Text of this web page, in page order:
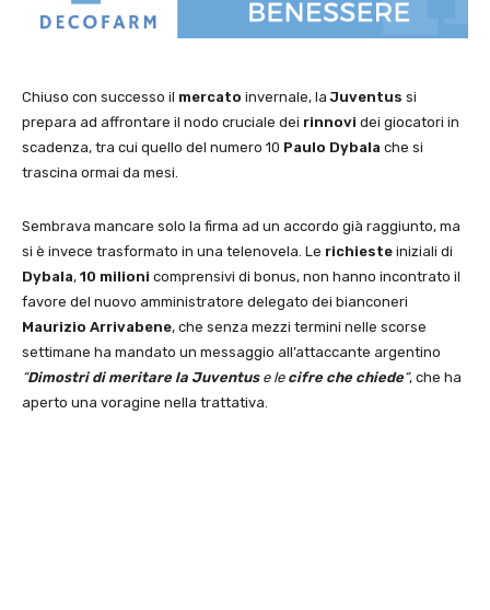
Chiuso con successo il mercato invernale, laJuventus si
prepara ad affrontare il nodo cruciale dei rinnovi dei giocatori in
scadenza, tra cui quello del numero 10 Paulo Dybala che si
trascina ormai da mesi.
Sembrava mancare solo la firma ad un accordo già raggiunto, ma
si è invece trasformato in una telenovela. Le richieste iniziali di
Dybala, 10 milioni comprensivi di bonus, non hanno incontrato il
favore del nuovo amministratore delegato dei bianconeri
Maurizio Arrivabene, che senza mezzi termini nelle scorse
settimane ha mandato un messaggio all’attaccante argentino
“Dimostri di meritare la Juventuse le cifre che chiede“, che ha
aperto una voragine nella trattativa.